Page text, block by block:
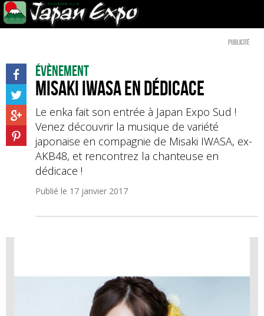
Publicité
Évènement
Misaki IWASA en dédicace
Le enka fait son entrée à Japan Expo Sud !
Venez découvrir la musique de variété
japonaise en compagnie de Misaki IWASA, ex-
AKB48, et rencontrez la chanteuse en
dédicace !
Publié le 17 janvier 2017